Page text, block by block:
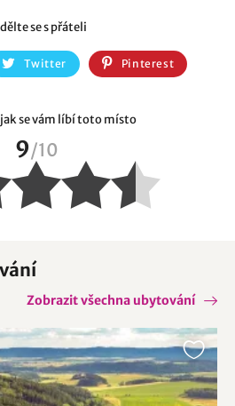
se vám líbí toto místo
9/10
se s přáteli
Twitter Pinterest
Zobrazit všechna ubytování